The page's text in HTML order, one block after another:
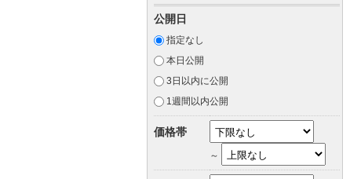
公開日
指定なし
本日公開
3日以内に公開
1週間以内公開
価格帯
～